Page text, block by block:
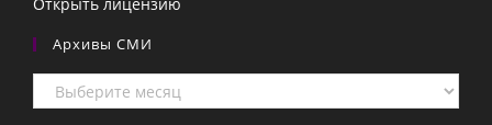
Открыть лицензию
Архивы СМИ
Архивы
СМИ